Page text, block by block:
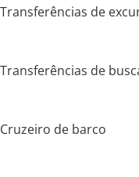
Transferências de
Transferências de
Cruzeiro de barco